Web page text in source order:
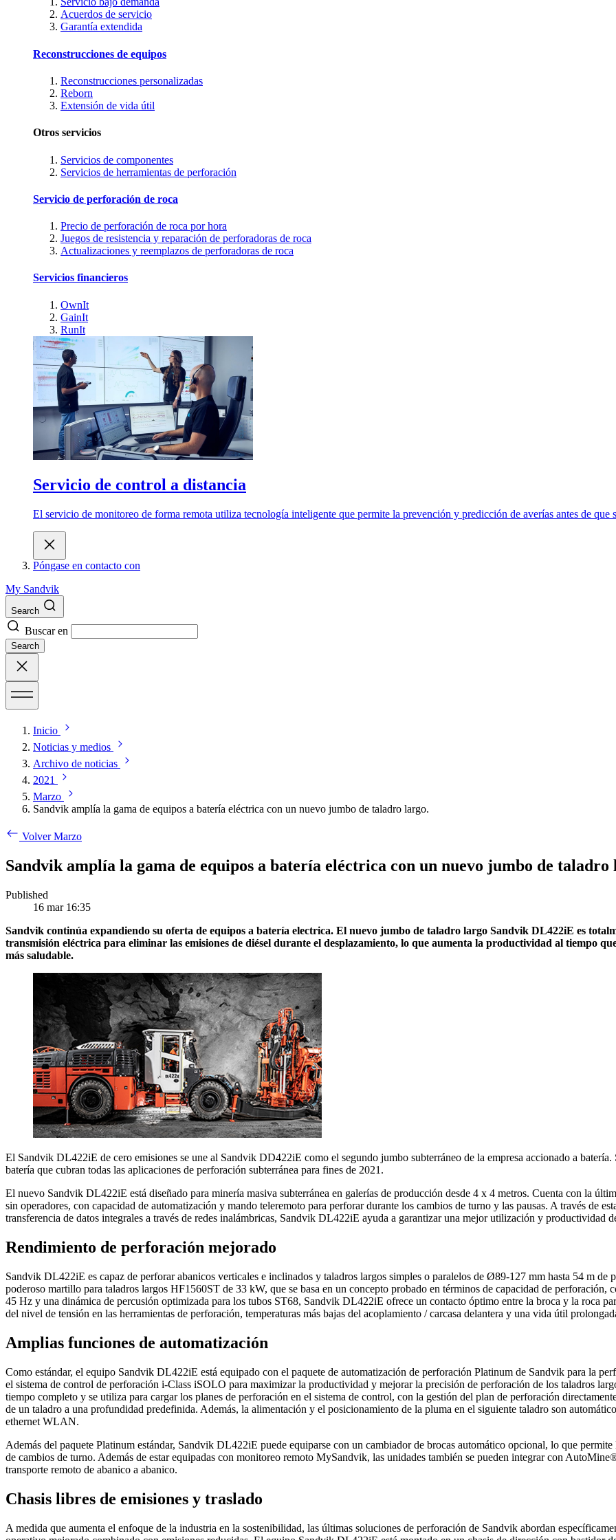
Acuerdos de servicio
Garantía extendida
Reconstrucciones de equipos
Reconstrucciones personalizadas
Reborn
Extensión de vida útil
Otros servicios
Servicios de componentes
Servicios de herramientas de perforación
Servicio de perforación de roca
Precio de perforación de roca por hora
Juegos de resistencia y reparación de perforadoras de roca
Actualizaciones y reemplazos de perforadoras de roca
Servicios financieros
OwnIt
GainIt
RunIt
Servicio de control a distancia
El servicio de monitoreo de forma remota utiliza tecnología inteligente que permite la prevención y predicción de averías antes de que
Póngase en contacto con
My Sandvik
Search
Buscar en
Search
Inicio
Noticias y medios
Archivo de noticias
2021
Marzo
Sandvik amplía la gama de equipos a batería eléctrica con un nuevo jumbo de taladro largo.
Volver Marzo
Sandvik amplía la gama de equipos a batería eléctrica con un nuevo jumbo de taladro
Published
16 mar 16:35
Sandvik continúa expandiendo su oferta de equipos a batería electrica. El nuevo jumbo de taladro largo Sandvik DL422iE es
transmisión eléctrica para eliminar las emisiones de diésel durante el desplazamiento, lo que aumenta la productividad al tiempo
más saludable.
El Sandvik DL422iE de cero emisiones se une al Sandvik DD422iE como el segundo jumbo subterráneo de la empresa accionado a
batería que cubran todas las aplicaciones de perforación subterránea para fines de 2021.
El nuevo Sandvik DL422iE está diseñado para minería masiva subterránea en galerías de producción desde 4 x 4 metros. Cuenta con la
sin operadores, con capacidad de automatización y mando teleremoto para perforar durante los cambios de turno y las pausas. A través de
transferencia de datos integrales a través de redes inalámbricas, Sandvik DL422iE ayuda a garantizar una mejor utilización y productividad
Rendimiento de perforación mejorado
Sandvik DL422iE es capaz de perforar abanicos verticales e inclinados y taladros largos simples o paralelos de Ø89-127 mm hasta 54 m
poderoso martillo para taladros largos HF1560ST de 33 kW, que se basa en un concepto probado en términos de capacidad de
45 Hz y una dinámica de percusión optimizada para los tubos ST68, Sandvik DL422iE ofrece un contacto óptimo entre la broca y la roca
del nivel de tensión en las herramientas de perforación, temperaturas más bajas del acoplamiento / carcasa delantera y una vida útil
Amplias funciones de automatización
Como estándar, el equipo Sandvik DL422iE está equipado con el paquete de automatización de perforación Platinum de Sandvik para la
el sistema de control de perforación i-Class iSOLO para maximizar la productividad y mejorar la precisión de perforación de los taladros
tiempo completo y se utiliza para cargar los planes de perforación en el sistema de control, con la gestión del plan de perforación
de un taladro a una profundidad predefinida. Además, la alimentación y el posicionamiento de la pluma en el siguiente taladro son
ethernet WLAN.
Además del paquete Platinum estándar, Sandvik DL422iE puede equiparse con un cambiador de brocas automático opcional, lo que
de cambios de turno. Además de estar equipadas con monitoreo remoto MySandvik, las unidades también se pueden integrar con
transporte remoto de abanico a abanico.
Chasis libres de emisiones y traslado
A medida que aumenta el enfoque de la industria en la sostenibilidad, las últimas soluciones de perforación de Sandvik abordan